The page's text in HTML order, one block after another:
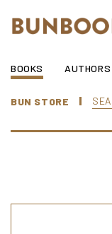
BOOKS AUTHORS
BUN STORE